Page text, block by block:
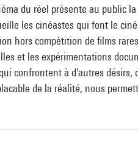
du réel présente au public
les cinéastes qui font le
hors compétition de films
et les expérimentations
confrontent à d'autres
de la réalité, nous